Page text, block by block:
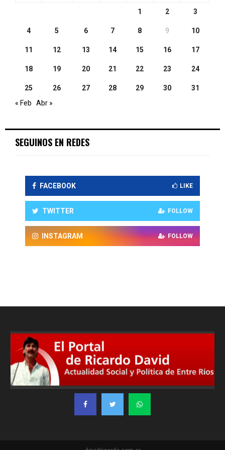
1 2 3
4 5 6 7 8 9 10
11 12 13 14 15 16 17
18 19 20 21 22 23 24
25 26 27 28 29 30
31
« Feb
Abr »
SEGUINOS EN REDES
FACEBOOK LIKE
TWITTER FOLLOW
INSTAGRAM FOLLOW